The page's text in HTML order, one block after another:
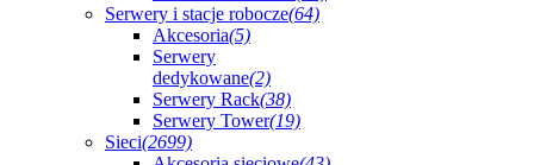
Serwery i stacje robocze(64)
Akcesoria(5)
Serwery
dedykowane(2)
Serwery Rack(38)
Serwery Tower(19)
Sieci(2699)